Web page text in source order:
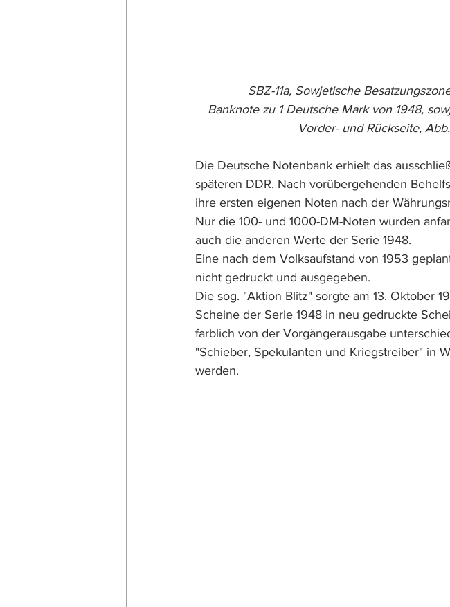
SBZ-11a, Sowjetische
Banknote zu 1 Deutsche Mark von 1948,
Vorder- und Rückseite,
Die Deutsche Notenbank erhielt das
späteren DDR. Nach vorübergehenden
ihre ersten eigenen Noten nach der
Nur die 100- und 1000-DM-Noten wurden
auch die anderen Werte der Serie 1948.
Eine nach dem Volksaufstand von 1953
nicht gedruckt und ausgegeben.
Die sog. "Aktion Blitz" sorgte am 13. Oktober
Scheine der Serie 1948 in neu gedruckte
farblich von der Vorgängerausgabe
"Schieber, Spekulanten und Kriegstreiber" in
werden.